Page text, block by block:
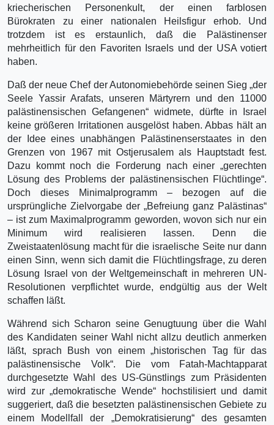
kriecherischen Personenkult, der einen farblosen
Bürokraten zu einer nationalen Heilsfigur erhob. Und
trotzdem ist es erstaunlich, daß die Palästinenser
mehrheitlich für den Favoriten Israels und der USA votiert
haben.
Daß der neue Chef der Autonomiebehörde seinen Sieg „der
Seele Yassir Arafats, unseren Märtyrern und den 11000
palästinensischen Gefangenen“ widmete, dürfte in Israel
keine größeren Irritationen ausgelöst haben. Abbas hält an
der Idee eines unabhängen Palästinenserstaates in den
Grenzen von 1967 mit Ostjerusalem als Hauptstadt fest.
Dazu kommt noch die Forderung nach einer „gerechten
Lösung des Problems der palästinensischen Flüchtlinge“.
Doch dieses Minimalprogramm – bezogen auf die
ursprüngliche Zielvorgabe der „Befreiung ganz Palästinas“
– ist zum Maximalprogramm geworden, wovon sich nur ein
Minimum wird realisieren lassen. Denn die
Zweistaatenlösung macht für die israelische Seite nur dann
einen Sinn, wenn sich damit die Flüchtlingsfrage, zu deren
Lösung Israel von der Weltgemeinschaft in mehreren UN-
Resolutionen verpflichtet wurde, endgültig aus der Welt
schaffen läßt.
Während sich Scharon seine Genugtuung über die Wahl
des Kandidaten seiner Wahl nicht allzu deutlich anmerken
läßt, sprach Bush von einem „historischen Tag für das
palästinensische Volk“. Die vom Fatah-Machtapparat
durchgesetzte Wahl des US-Günstlings zum Präsidenten
wird zur „demokratische Wende“ hochstilisiert und damit
suggeriert, daß die besetzten palästinensischen Gebiete zu
einem Modellfall der „Demokratisierung“ des gesamten